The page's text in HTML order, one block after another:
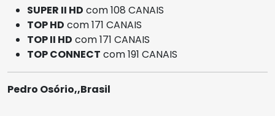
SUPER II HD com 108 CANAIS
TOP HD com 171 CANAIS
TOP II HD com 171 CANAIS
TOP CONNECT com 191 CANAIS
Pedro Osório,,Brasil